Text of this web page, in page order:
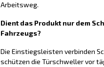
Arbeitsweg.
Dient das Produkt nur dem
Fahrzeugs?
Die Einstiegsleisten verbinden
schützen die Türschweller vor